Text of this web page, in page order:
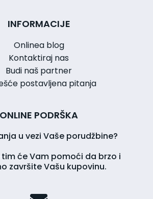
INFORMACIJE
Onlinea blog
Kontaktiraj nas
Budi naš partner
postavljena pitanja
ONLINE PODRŠKA
u vezi Vaše porudžbine?
tim će Vam pomoći da brzo i
završite Vašu kupovinu.